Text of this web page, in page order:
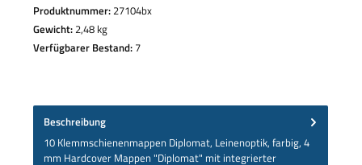
Produktnummer:27104bx
Gewicht:2,48 kg
Verfügbarer Bestand: 7
Beschreibung
10 Klemmschienenmappen Diplomat, Leinenoptik, farbig, 4
mm Hardcover Mappen "Diplomat" mit integrierter